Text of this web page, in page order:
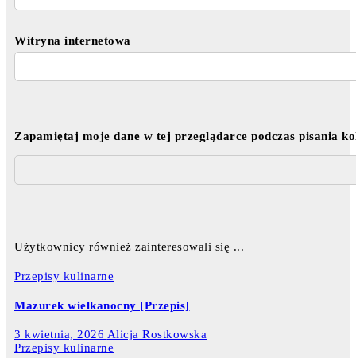
Witryna internetowa
Zapamiętaj moje dane w tej przeglądarce podczas pisania
Użytkownicy również zainteresowali się ...
Przepisy kulinarne
Mazurek wielkanocny [Przepis]
3 kwietnia, 2026 Alicja Rostkowska
Przepisy kulinarne